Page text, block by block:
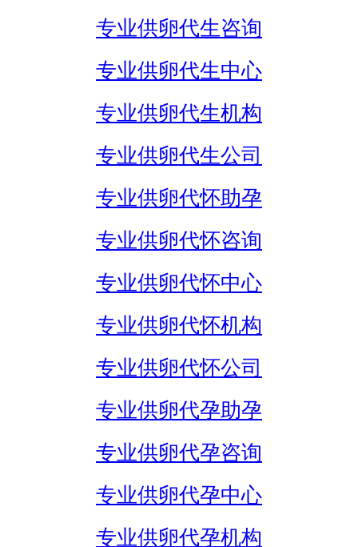
专业供卵代生咨询
专业供卵代生中心
专业供卵代生机构
专业供卵代生公司
专业供卵代怀助孕
专业供卵代怀咨询
专业供卵代怀中心
专业供卵代怀机构
专业供卵代怀公司
专业供卵代孕助孕
专业供卵代孕咨询
专业供卵代孕中心
专业供卵代孕机构